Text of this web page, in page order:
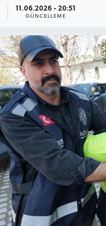
11.06.2026 - 20:51
GÜNCELLEME